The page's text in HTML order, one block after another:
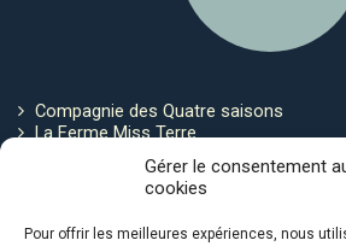
Gérer le consentement
cookies
Pour offrir les meilleures expériences, nous
Compagnie des Quatre saisons
La Ferme Miss Terre
Politique de cookies